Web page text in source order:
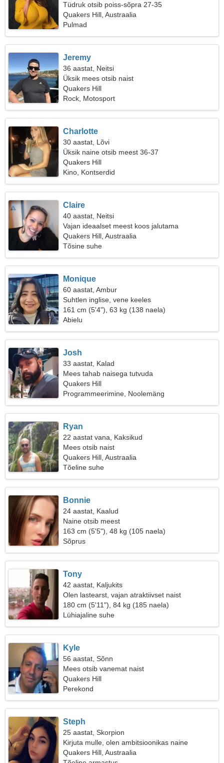
Tüdruk otsib poiss-sõpra 27-35
Quakers Hill, Austraalia
Pulmad
Jeremy
36 aastat, Neitsi
Üksik mees otsib naist
Quakers Hill
Rock, Motosport
Charlotte
30 aastat, Lõvi
Üksik naine otsib meest 36-37
Quakers Hill
Kino, Kontserdid
Claire
40 aastat, Neitsi
Vajan ideaalset meest koos jalutama
Quakers Hill, Austraalia
Tõsine suhe
Monique
60 aastat, Ambur
Suhtlen inglise, vene keeles
161 cm (5'4"), 63 kg (138 naela)
Abielu
Josh
33 aastat, Kalad
Mees tahab naisega tutvuda
Quakers Hill
Programmeerimine, Noolemäng
Ryan
22 aastat vana, Kaksikud
Mees otsib naist
Quakers Hill, Austraalia
Tõeline suhe
Bonnie
24 aastat, Kaalud
Naine otsib meest
163 cm (5'5"), 48 kg (105 naela)
Sõprus
Tony
42 aastat, Kaljukits
Olen lastearst, vajan atraktiivset naist
180 cm (5'11"), 84 kg (185 naela)
Lühiajaline suhe
Kyle
56 aastat, Sõnn
Mees otsib vanemat naist
Quakers Hill
Perekond
Steph
25 aastat, Skorpion
Kirjuta mulle, olen ambitsioonikas naine
Quakers Hill, Austraalia